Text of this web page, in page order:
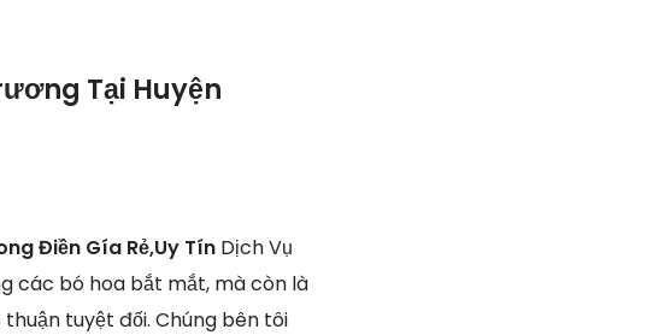
Tại Huyện
Điền Gía Rẻ,Uy Tín Dịch Vụ
các bó hoa bắt mắt, mà còn là
tuyệt đối. Chúng bên tôi